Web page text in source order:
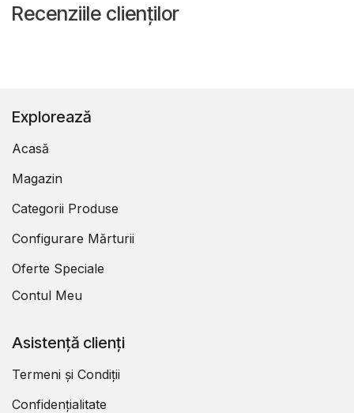
Recenziile clienților
Explorează
Acasă
Magazin
Categorii Produse
Configurare Mărturii
Oferte Speciale
Contul Meu
Asistență clienți
Termeni și Condiții
Confidențialitate